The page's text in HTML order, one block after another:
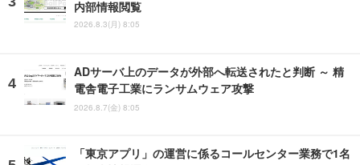
内部情報閲覧
2026.8.3(月) 8:05
ADサーバ上のデータが外部へ転送されたと判断 ～ 精
電舎電子工業にランサムウェア攻撃
2026.8.7(金) 8:05
「東京アプリ」の運営に係るコールセンター業務で1名